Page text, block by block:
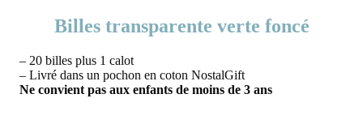
Billes transparente verte foncé
– 20 billes plus 1 calot
– Livré dans un pochon en coton NostalGift
Ne convient pas aux enfants de moins de 3 ans